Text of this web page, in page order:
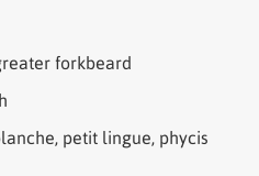
forkbeard
petit lingue, phycis